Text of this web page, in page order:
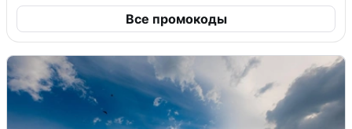
Все промокоды